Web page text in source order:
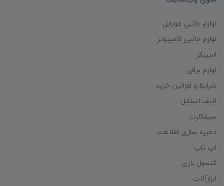
لوازم جانبی موبایل
لوازم جانبی کامپیوتر
اسپیکر
لوازم برقی
شرایط و قوانین خرید
لایف استایل
سیمکارت
ذخیره سازی اطلاعات
لپ تاپ
کنسول بازی
ابزارآلات